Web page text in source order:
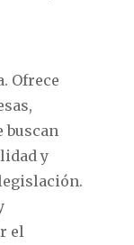
Ofrece
buscan
y
el